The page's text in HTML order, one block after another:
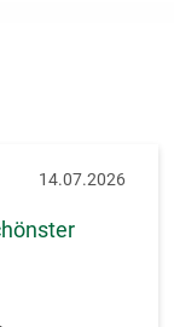
14.07.2026